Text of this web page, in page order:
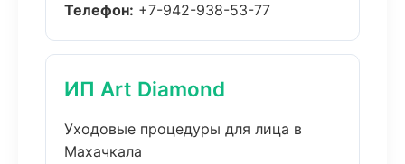
Телефон: +7-942-938-53-77
ИП Art Diamond
Уходовые процедуры для лица в
Махачкала